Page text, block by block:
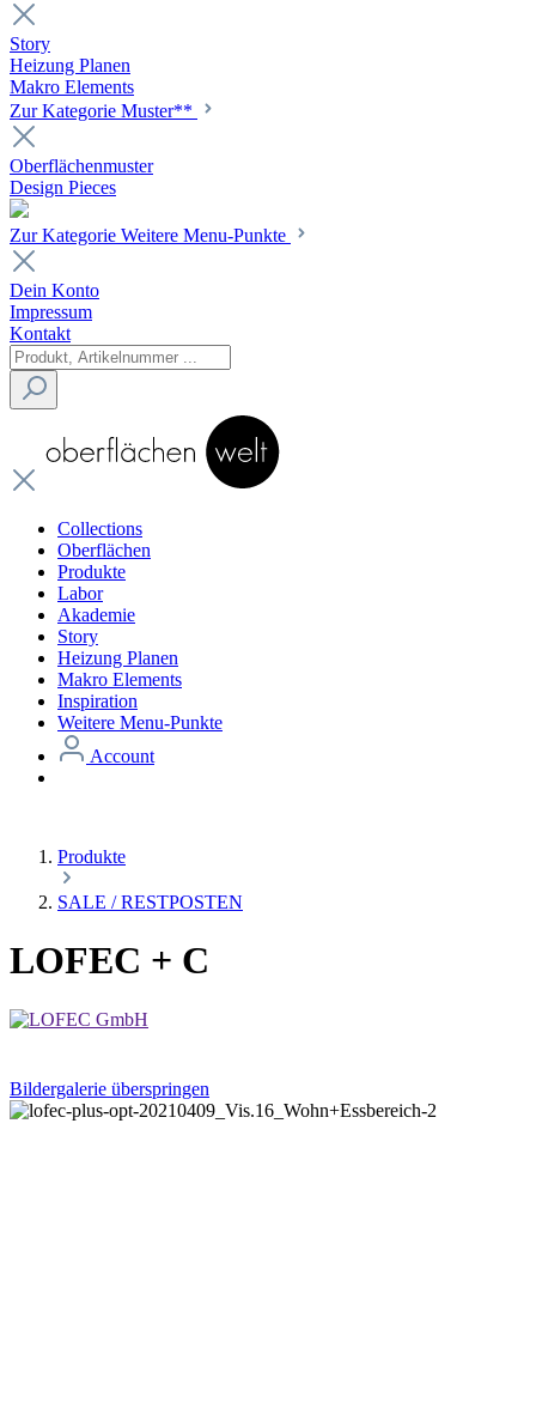
Story
Heizung Planen
Makro Elements
Zur Kategorie Muster**
Oberflächenmuster
Design Pieces
Zur Kategorie Weitere Menu-Punkte
Dein Konto
Impressum
Kontakt
Collections
Oberflächen
Produkte
Labor
Akademie
Story
Heizung Planen
Makro Elements
Inspiration
Weitere Menu-Punkte
Account
Produkte
SALE / RESTPOSTEN
LOFEC + C
Bildergalerie überspringen